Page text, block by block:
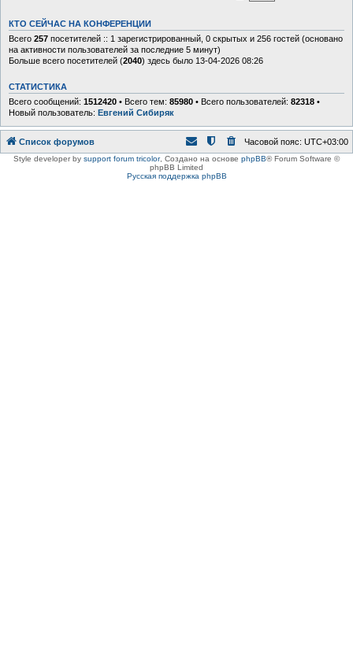
КТО СЕЙЧАС НА КОНФЕРЕНЦИИ
Всего 257 посетителей :: 1 зарегистрированный, 0 скрытых и 256 гостей (основано
на активности пользователей за последние 5 минут)
Больше всего посетителей (2040) здесь было 13-04-2026 08:26
СТАТИСТИКА
Всего сообщений: 1512420 • Всего тем: 85980 • Всего пользователей: 82318 •
Новый пользователь: Евгений Сибиряк
Список форумов Часовой пояс: UTC+03:00
Style developer by support forum tricolor, Создано на основе phpBB® Forum Software ©
phpBB Limited
Русская поддержка phpBB